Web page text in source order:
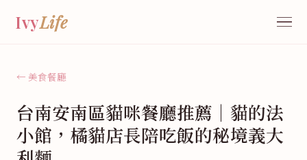
IvyLife
← 美食餐廳
台南安南區貓咪餐廳推薦｜貓的法
小館，橘貓店長陪吃飯的秘境義大